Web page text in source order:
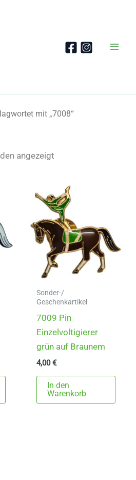
mit „7008“
angezeigt
Sonder-/
Geschenkartikel
7009 Pin
Einzelvoltigierer
grün auf Braunem
4,00€
In den
Warenkorb